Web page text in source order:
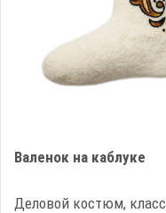
Валенок на каблуке
Деловой костюм,